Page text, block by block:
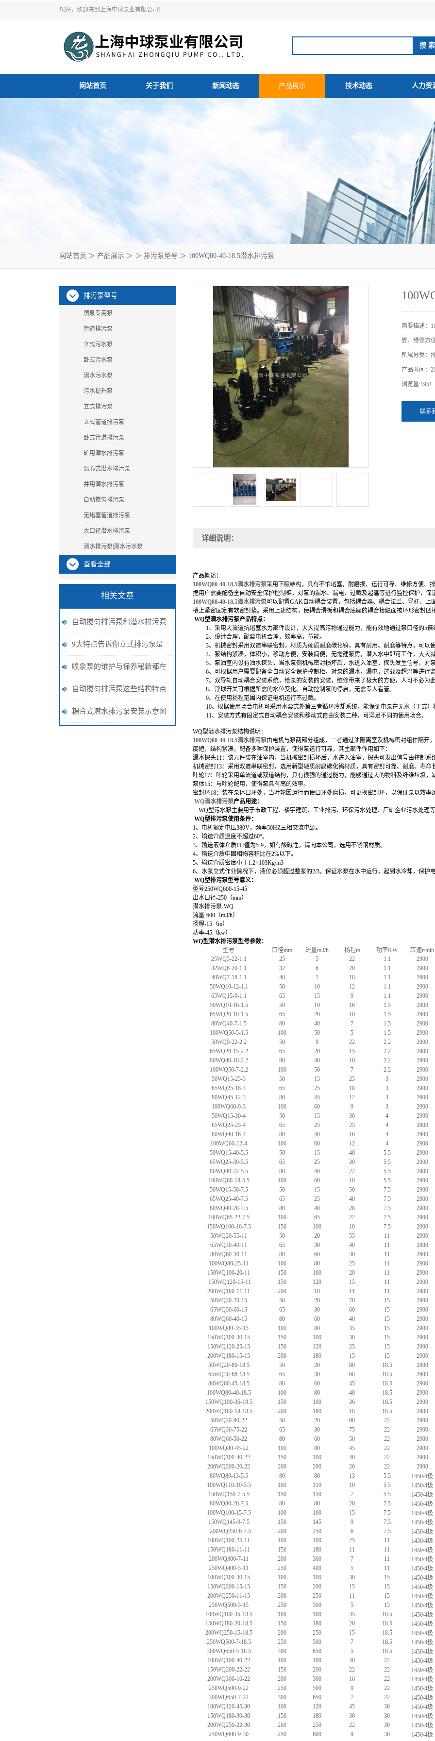
您好，欢迎来到上海中球泵业有限公司！
网站首页 关于我们 新闻动态 产品展示 技术动态 人力资
网站首页 ＞ 产品展示 ＞ ＞ 排污泵型号 ＞ 100WQ80-40-18.5潜水排污泵
排污泵型号
喷泉专用泵
管道排污泵
立式污水泵
卧式污水泵
潜水污水泵
污水提升泵
立式排污泵
立式管道排污泵
卧式管道排污泵
矿用潜水排污泵
离心式潜水排污泵
井用潜水排污泵
自动搅匀排污泵
无堵塞管道排污泵
大口径潜水排污泵
潜水排污泵|潜水污水泵
查看全部
相关文章
自动搅匀排污泵和潜水排污泵
区别有哪些？
9大特点告诉你立式排污泵是
一台怎样的泵阀
喷泉泵的维护与保养秘籍都在
这啦
自动搅匀排污泵这些结构特点
说明，你都知道吗？
耦合式潜水排污泵安装示意图
简要描述：
靠、维修方
所属分类：
产品时间：
浏览量:1951
联系
详细说明：
产品概述：
100WQ80-40-18.5潜水排污泵采用下吸结构，具有不怕堵塞，耐磨损、运行可靠、维修方便、
据用户需要配备全自动安全保护控制柜，对泵的漏水、 漏电、 过载及超温等进行监控保护 ，保
100WQ80-40-18.5潜水排污泵可以配置GAK自动耦合装置 ， 包括耦合器、耦合法兰、导杆、上
槽上紧密固定有软密封垫。采用上述结构，使耦合滑板和耦合底座的耦合接触面被环形密封凹
WQ型潜水排污泵产品特点：
1、 采用大流道抗堵塞水力部件设计，大大提高污物通过能力，能有效地通过泵口径的5倍
2、 设计合理，配套电机合理，效率高，节能。
3、 机械密封采用双道串联密封，材质为硬质耐磨碳化钨，具有耐用、耐磨等特点，可以
4、 泵结构紧凑，体积小，移动方便，安装简便，无需建泵房，潜入水中即可工作，大大减
5、 泵油室内设有油水探头，当水泵侧机械密封损坏后，水进入油室，探头发生信号，对泵
6、 可根据用户需要配备全自动安全保护控制柜，对泵的漏水，漏电，过载及超温等进行
7、 双导轨自动耦合安装系统，给泵的安装的安装，维修带来了极大的方便，人可不必为此
8、 浮球开关可根据所需的水位变化。自动控制泵的停启，无需专人看管。
9、 在使用扬程范围内保证电机运行不过载。
10、 根据使用场合电机可采用水套式外第三者循环冷却系统，能保证电泵在无水（干式）
11、 安装方式有固定式自动耦合安装和移动式自由安装二种，可满足不同的使用场合。
WQ型潜水排污泵结构说明 ：
100WQ80-40-18.5潜水排污泵由电机与泵两部分组成，二者通过油隔离室及机械密封组件隔开
度短，结构紧凑。配备多种保护装置，使得泵运行可靠，其主部件作用如下：
漏水探头11：该元件装在油室内，当机械密封损坏后，水进入油室，探头可发出信号由控制系
机械密封13：采用双道串联密封，选用新型硬质耐腐碳化钨材质，具有密封可靠、耐磨、寿命
叶轮17：叶轮采用单流道或双道结构，具有很强的通过能力，能够通过大的物料及纤维垃圾，
泵体15：与叶轮配用，使得泵具有高的效率。
密封环18：装在泵体口环处，当叶轮因运行而使口环处磨损，可更换密封环，以保证泵以效率
WQ潜水排污泵产品用途：
WQ型污水泵主要用于市政工程、楼宇建筑、工业排污、环保污水处理、厂矿企业污水处理
WQ型排污泵使用条件：
1、电机额定电压380V，频率50HZ三相交流电源。
2、输送介质温度不超过60°。
3、输送液体介质PH值为5-9，如有酸碱性，请向本公司，选用不锈钢材质。
4、输送介质中固相物容积比在2%以下。
5、输送介质密度小于1.2×103Kg/m3
6、水泵立式作业情况下，液位必须超过整泵的2/3，保证水泵在水中运行，起到水冷却，保护电
WQ型排污泵型号意义：
型号250WQ600-15-45
出水口径-250 （mm）
潜水排污泵-WQ
流量-600 （m3/h）
扬程-15 （m）
功率-45 （kw）
WQ型潜水排污泵型号参数：
型号
口径mm 流量m3/h 扬程m 功率KW
转速r/min
25WQ5-22-1.1
25 5 22 1.1
2900
32WQ6-20-1.1
32 6 20 1.1
2900
40WQ7-18-1.1
40 7 18 1.1
2900
50WQ10-12-1.1
50 10 12 1.1
2900
65WQ15-9-1.1
65 15 9 1.1
2900
50WQ10-16-1.5
50 10 16 1.5
2900
65WQ20-10-1.5
65 20 10 1.5
2900
80WQ40-7-1.5
80 40 7 1.5
2900
100WQ50-5-1.5
100 50 5 1.5
2900
50WQ9-22-2.2
50 9 22 2.2
2900
65WQ20-15-2.2
65 20 15 2.2
2900
80WQ40-10-2.2
80 40 10 2.2
2900
100WQ50-7-2.2
100 50 7 2.2
2900
50WQ15-25-3
50 15 25 3
2900
65WQ25-18-3
65 25 18 3
2900
80WQ45-12-3
80 45 12 3
2900
100WQ60-9-3
100 60 9 3
2900
50WQ15-30-4
50 15 30 4
2900
65WQ25-25-4
65 25 25 4
2900
80WQ40-16-4
80 40 16 4
2900
100WQ60-12-4
100 60 12 4
2900
50WQ15-40-5.5
50 15 40 5.5
2900
65WQ25-30-5.5
65 25 30 5.5
2900
80WQ40-22-5.5
80 40 22 5.5
2900
100WQ60-18-5.5
100 60 18 5.5
2900
50WQ15-50-7.5
50 15 50 7.5
2900
65WQ25-40-7.5
65 25 40 7.5
2900
80WQ40-28-7.5
80 40 28 7.5
2900
100WQ65-22-7.5
100 65 22 7.5
2900
150WQ100-10-7.5
150 100 10 7.5
2900
50WQ20-55-11
50 20 55 11
2900
65WQ30-40-11
65 30 40 11
2900
80WQ60-30-11
80 60 30 11
2900
100WQ80-25-11
100 80 25 11
2900
150WQ100-20-11
150 100 20 11
2900
150WQ120-15-11
150 120 15 11
2900
200WQ180-11-11
200 18 11 11
2900
50WQ20-70-15
50 20 70 15
2900
65WQ30-60-15
65 30 60 15
2900
80WQ60-40-15
80 60 40 15
2900
100WQ80-35-15
100 80 35 15
2900
150WQ100-30-15
150 100 30 15
2900
150WQ120-25-15
150 120 25 15
2900
200WQ180-15-15
200 180 15 15
2900
50WQ20-80-18.5
50 20 80 18.5
2900
65WQ30-68-18.5
65 30 68 18.5
2900
80WQ60-45-18.5
80 60 45 18.5
2900
100WQ80-40-18.5
100 80 40 18.5
2900
150WQ100-36-18.5
150 100 36 18.5
2900
200WQ180-18-18.5
200 180 18 18.5
2900
50WQ20-90-22
50 20 90 22
2900
65WQ30-75-22
65 30 75 22
2900
80WQ60-50-22
80 60 50 22
2900
100WQ80-45-22
100 80 45 22
2900
150WQ100-40-22
150 100 40 22
2900
200WQ200-20-22
200 200 20 22
2900
80WQ80-13-5.5
80 80 13 5.5
1450/4极
100WQ110-10-5.5
100 110 10 5.5
1450/4极
150WQ150-7-5.5
150 150 7 5.5
1450/4极
80WQ80-20-7.5
80 80 20 7.5
1450/4极
100WQ100-15-7.5
100 100 15 7.5
1450/4极
150WQ145-9-7.5
150 145 9 7.5
1450/4极
200WQ250-6-7.5
200 250 6 7.5
1450/4极
100WQ100-25-11
100 100 25 11
1450/4极
150WQ180-11-11
150 180 11 11
1450/4极
200WQ300-7-11
200 300 7 11
1450/4极
250WQ400-5-11
250 400 5 11
1450/4极
100WQ100-30-15
100 100 30 15
1450/4极
150WQ200-15-15
150 200 15 15
1450/4极
200WQ250-11-15
200 250 11 15
1450/4极
250WQ500-5-15
250 500 5 15
1450/4极
100WQ100-35-18.5
100 100 35 18.5
1450/4极
150WQ180-20-18.5
150 180 20 18.5
1450/4极
200WQ250-15-18.5
200 250 15 18.5
1450/4极
250WQ500-7-18.5
250 500 7 18.5
1450/4极
300WQ650-5-18.5
300 650 5 18.5
1450/4极
100WQ100-40-22
100 100 40 22
1450/4极
150WQ200-22-22
150 200 22 22
1450/4极
200WQ300-16-22
200 300 16 22
1450/4极
250WQ500-9-22
250 500 9 22
1450/4极
300WQ650-7-22
300 650 7 22
1450/4极
100WQ120-45-30
100 120 45 30
1450/4极
150WQ180-30-30
150 180 30 30
1450/4极
200WQ250-22-30
200 250 22 30
1450/4极
250WQ600-9-30
250 600 9 30
1450/4极